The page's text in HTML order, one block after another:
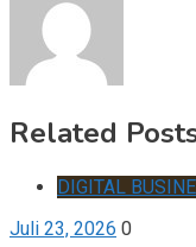
Related
DIGITAL
Juli 23, 2026 0